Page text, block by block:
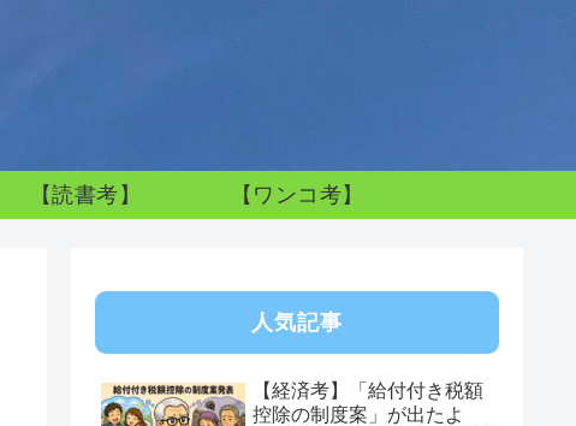
【読書考】 【ワンコ考】
人気記事
【経済考】「給付付き税額
控除の制度案」が出たよ